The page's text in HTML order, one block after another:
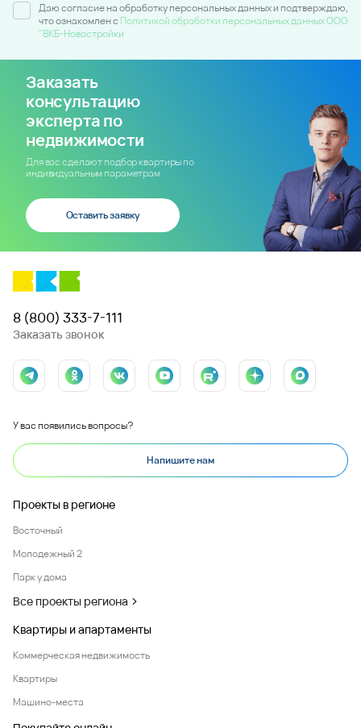
Даю согласие на обработку персональных данных и подтверждаю,
что ознакомлен c Политикой обработки персональных данных ООО
"ВКБ-Новостройки
Заказать
консультацию
эксперта по
недвижимости
Для вас сделают подбор квартиры по
индивидуальным параметрам
Оставить заявку
8 (800) 333-7-111
Заказать звонок
У вас появились вопросы?
Напишите нам
Проекты в регионе
Восточный
Молодежный 2
Парк у дома
Все проекты региона
Квартиры и апартаменты
Коммерческая недвижимость
Квартиры
Машино-места